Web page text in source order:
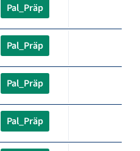
Pal_Präp
Pal_Präp
Pal_Präp
Pal_Präp